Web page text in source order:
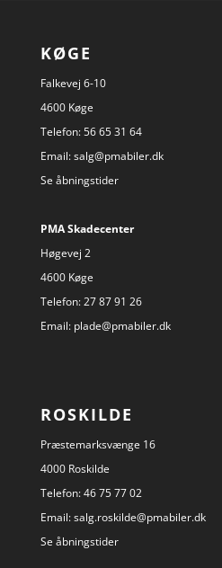
KØGE
Falkevej 6-10
4600 Køge
Telefon:56 65 31 64
Email:salg@pmabiler.dk
Se åbningstider
PMA Skadecenter
Høgevej 2
4600 Køge
Telefon:27 87 91 26
Email: plade@pmabiler.dk
ROSKILDE
Præstemarksvænge 16
4000 Roskilde
Telefon:46 75 77 02
Email:salg.roskilde@pmabiler.dk
Se åbningstider